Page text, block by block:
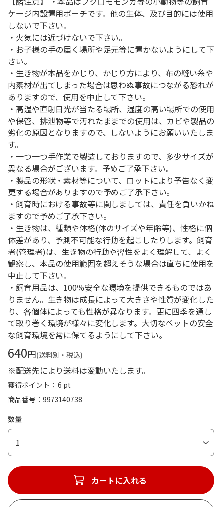
ケージ内設置用ポーチです。他の生体、及び目的には使用
しないで下さい。
・火気には近づけないで下さい。
・お子様の手の届く場所や足元等に置かないようにして下
さい。
・生き物が本品をかじり、かじり方により、布の縫い糸や
内素材が出てしまった場合は思わぬ事故につながる恐れが
ありますので、使用を中止して下さい。
・高温や直射日光が当たる場所、湿度の高い場所での使用
や保管、排泄物等で汚れたままでの使用は、カビや製品の
劣化の原因となりますので、しないようにお願いいたしま
す。
・一つ一つ手作業で製造しておりますので、多少サイズが
異なる場合がございます。予めご了承下さい。
・製品の形状・素材等について、ロットにより予告なく変
更する場合がありますので予めご了承下さい。
・飼育時における事故等に関しましては、責任を負いかね
ますので予めご了承下さい。
・生き物は、種類や体格(体のサイズや年齢等)、性格に個
体差があり、予測不可能な行動を起こしたりします。飼育
者(管理者)は、生き物の行動や習性をよく理解して、よく
観察し、本品の使用範囲を超えそうな場合は直ちに使用を
中止して下さい。
・飼育用品は、100％安全な環境を提供できるものではあ
りません。生き物は成長によって大きさや性質が変化した
り、各個体によっても性格が異なります。更に四季を通し
て取り巻く環境が様々に変化します。大切なペットの安全
な飼育環境を常に保てるようにして下さい。
640円(送料別・税込)
※配送先により送料は変動いたします。
獲得ポイント： 6 pt
商品番号
9973140738
数量
1
カートに入れる